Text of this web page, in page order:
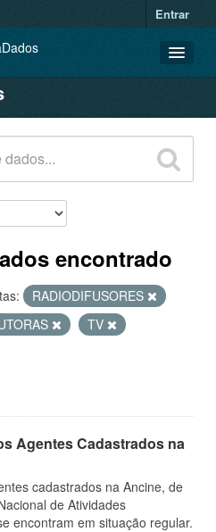
Entrar
encontrado
RADIODIFUSORES
TV
Agentes Cadastrados na
cadastrados na Ancine, de
de Atividades
encontram em situação regular.